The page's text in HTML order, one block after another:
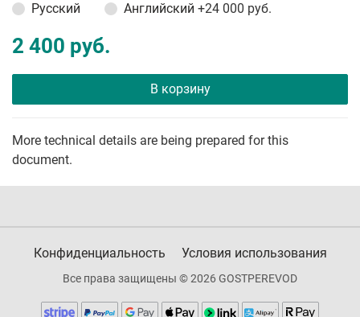
Русский
Английский +24 000 руб.
2 400 руб.
В корзину
More technical details are being prepared for this
document.
Конфиденциальность Условия использования
Все права защищены © 2026 GOSTPEREVOD